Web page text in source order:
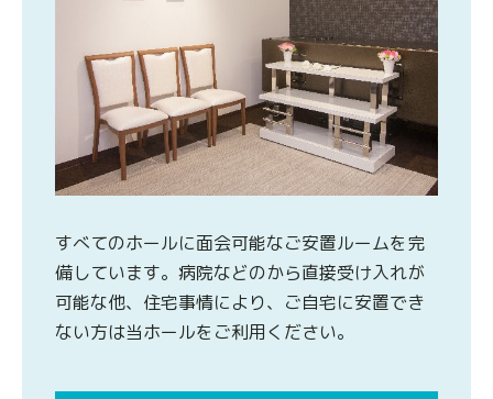
すべてのホールに面会可能なご安置ルームを完
備しています。病院などのから直接受け入れが
可能な他、住宅事情により、ご自宅に安置でき
ない方は当ホールをご利用ください。